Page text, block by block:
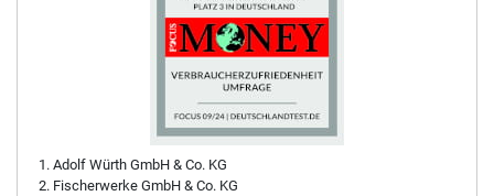
Adolf Würth GmbH & Co. KG
Fischerwerke GmbH & Co. KG